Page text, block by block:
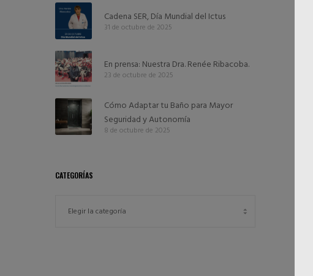
Cadena SER, Día Mundial del Ictus
31 de octubre de 2025
En prensa: Nuestra Dra. Renée Ribacoba.
23 de octubre de 2025
Cómo Adaptar tu Baño para Mayor
Seguridad y Autonomía
8 de octubre de 2025
CATEGORÍAS